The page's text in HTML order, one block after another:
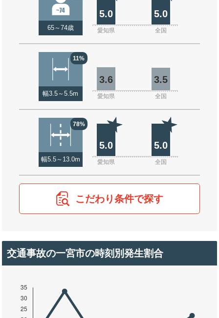
65～74歳
5.0 5.0
愛知県 全国
11%
幅3.5～5.5m
3.6 3.5
愛知県 全国
78%
幅5.5～13.0m
5.0 5.0
愛知県 全国
こだわり条件で探す
交通事故の一宮市の時刻別発生割合